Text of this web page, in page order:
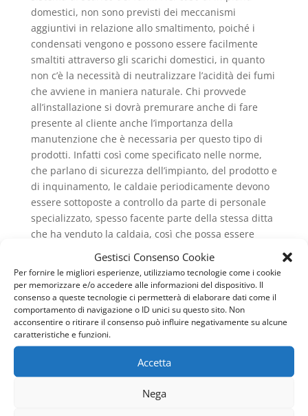
Gestisci Consenso Cookie
Per fornire le migliori esperienze, utilizziamo tecnologie come i cookie
per memorizzare e/o accedere alle informazioni del dispositivo. Il
consenso a queste tecnologie ci permetterà di elaborare dati come il
comportamento di navigazione o ID unici su questo sito. Non
acconsentire o ritirare il consenso può influire negativamente su alcune
caratteristiche e funzioni.
Accetta
Nega
domestici, non sono previsti dei meccanismi
aggiuntivi in relazione allo smaltimento, poiché i
condensati vengono e possono essere facilmente
smaltiti attraverso gli scarichi domestici, in quanto
non c’è la necessità di neutralizzare l’acidità dei fumi
che avviene in maniera naturale. Chi provvede
all’installazione si dovrà premurare anche di fare
presente al cliente anche l’importanza della
manutenzione che è necessaria per questo tipo di
prodotti. Infatti così come specificato nelle norme,
che parlano di sicurezza dell’impianto, del prodotto e
di inquinamento, le caldaie periodicamente devono
essere sottoposte a controllo da parte di personale
specializzato, spesso facente parte della stessa ditta
che ha venduto la caldaia, così che possa essere
controllata la combustione, la qualità dei fumi di
impianto funzionante sarà sicuro e non metterà in
pericolo chi abiti nell’ambiente domestico.
Una caldaia che abbia delle perdite e che sia poco
efficiente sarà davvero pericolosa e potrebbe
sia a norma inquinerà molto meno rispetto ad uno